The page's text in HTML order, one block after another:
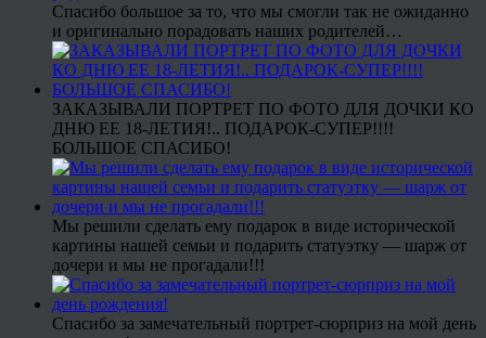
Спасибо большое за то, что мы смогли так не ожиданно
и оригинально порадовать наших родителей…
ЗАКАЗЫВАЛИ ПОРТРЕТ ПО ФОТО ДЛЯ ДОЧКИ КО
ДНЮ ЕЕ 18-ЛЕТИЯ!.. ПОДАРОК-СУПЕР!!!!
БОЛЬШОЕ СПАСИБО!
Мы решили сделать ему подарок в виде исторической
картины нашей семьи и подарить статуэтку — шарж от
дочери и мы не прогадали!!!
Спасибо за замечательный портрет-сюрприз на мой день